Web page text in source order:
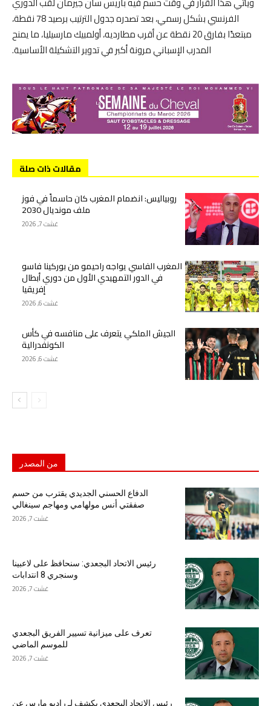
الفرنسي بشكل رسمي، بعد تصدره جدول الترتيب برصيد 78 نقطة،
مبتعدًا بفارق 20 نقطة عن أقرب مطارديه، أولمبيك مارسيليا، ما يمنح
المدرب الإسباني مرونة أكبر في تدوير التشكيلة الأساسية.
مقالات ذات صلة
روبياليس: انضمام المغرب كان حاسماً في فوز
ملف مونديال 2030
غشت 7, 2026
المغرب الفاسي يواجه راحيمو من بوركينا فاسو
في الدور التمهيدي الأول من دوري أبطال
إفريقيا
غشت 6, 2026
الجيش الملكي يتعرف على منافسه في كأس
الكونفدرالية
غشت 6, 2026
من المصدر
الدفاع الحسني الجديدي يقترب من حسم
صفقتي أنس مولهامي ومهاجم سينغالي
غشت 7, 2026
رئيس الاتحاد البجعدي: سنحافظ على لاعبينا
وسنجري 8 انتدابات
غشت 7, 2026
تعرف على ميزانية تسيير الفريق البجعدي
للموسم الماضي
غشت 7, 2026
رئيس الاتحاد البجعدي يكشف لـ راديو مارس عن